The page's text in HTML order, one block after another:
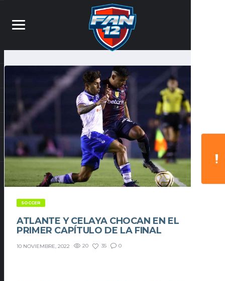
SOCCER
ATLANTE Y CELAYA CHOCAN EN EL
PRIMER CAPÍTULO DE LA FINAL
10 NOVIEMBRE, 2022 20 35 0